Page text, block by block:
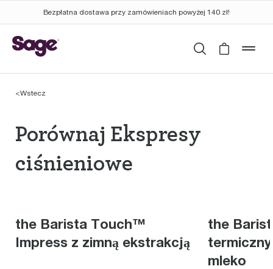
Bezpłatna dostawa przy zamówieniach powyżej 140 zł!
Wyszukaj
Cart is
<Wstecz
Porównaj Ekspresy
Porównaj Ekspresy
ciśnieniowe
the Barista Touch™
Impress z zimną ekstrakcją
the
mleko